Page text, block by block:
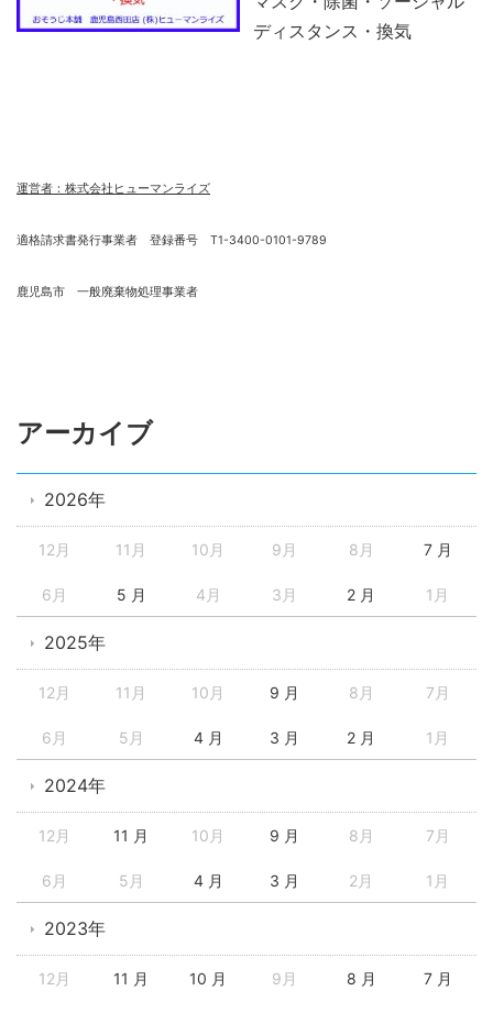
ディスタンス・換気
運営者：株式会社ヒューマンライズ
適格請求書発行事業者 登録番号 T1-3400-0101-9789
鹿児島市 一般廃棄物処理事業者
アーカイブ
2026年
12月 11月 10月 9月 8月 7 月
6月 5 月 4月 3月 2 月 1月
2025年
12月 11月 10月 9 月 8月 7月
6月 5月 4 月 3 月 2 月 1月
2024年
12月 11 月 10月 9 月 8月 7月
6月 5月 4 月 3 月 2月 1月
2023年
12月 11 月 10 月 9月 8 月 7 月